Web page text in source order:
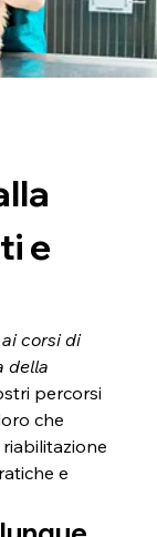
e
corsi di
della
percorsi
che
e